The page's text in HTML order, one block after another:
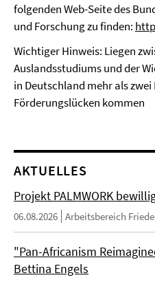
folgenden Web-Seite des
und Forschung zu finden:
Wichtiger Hinweis: Liegen
Auslandsstudiums und der
in Deutschland mehr als zwei
Förderungslücken kommen
AKTUELLES
Projekt PALMWORK
06.08.2026 Arbeitsbereich
"Pan-Africanism
Bettina Engels